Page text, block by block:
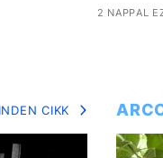
2 NAPPAL
CIKK